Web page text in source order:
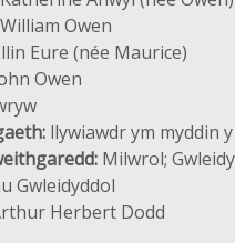
William Owen
Eure (née Maurice)
Owen
llywiawdr ym myddin
Milwrol;
Gwleidyddol
Herbert Dodd